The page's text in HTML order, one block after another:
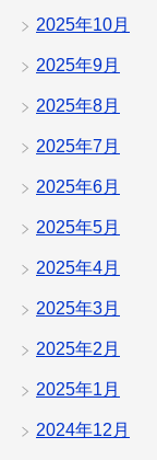
2025年10月
2025年9月
2025年8月
2025年7月
2025年6月
2025年5月
2025年4月
2025年3月
2025年2月
2025年1月
2024年12月